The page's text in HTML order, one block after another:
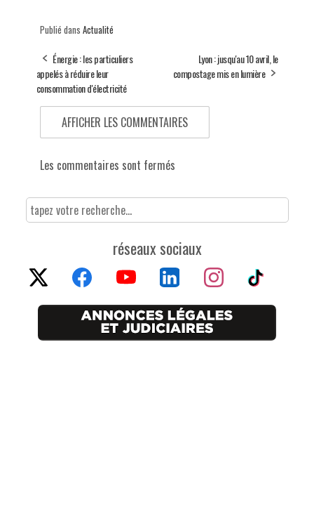
Publié dans Actualité
Énergie : les particuliers
appelés à réduire leur
consommation d'électricité
Lyon : jusqu'au 10 avril, le
compostage mis en lumière
AFFICHER LES COMMENTAIRES
Les commentaires sont fermés
réseaux sociaux